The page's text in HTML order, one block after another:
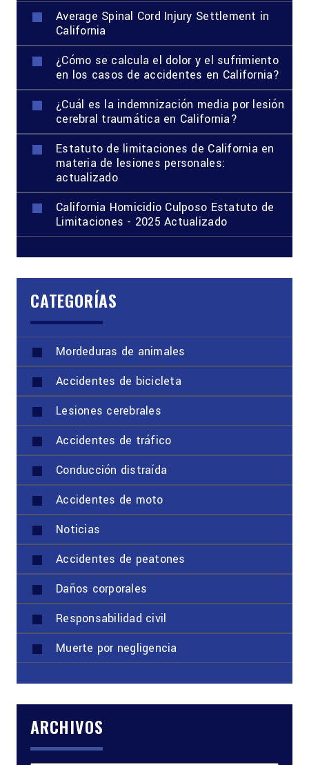
Average Spinal Cord Injury Settlement in
California
¿Cómo se calcula el dolor y el sufrimiento
en los casos de accidentes en California?
¿Cuál es la indemnización media por lesión
cerebral traumática en California?
Estatuto de limitaciones de California en
materia de lesiones personales:
actualizado
California Homicidio Culposo Estatuto de
Limitaciones - 2025 Actualizado
CATEGORÍAS
Mordeduras de animales
Accidentes de bicicleta
Lesiones cerebrales
Accidentes de tráfico
Conducción distraída
Accidentes de moto
Noticias
Accidentes de peatones
Daños corporales
Responsabilidad civil
Muerte por negligencia
ARCHIVOS